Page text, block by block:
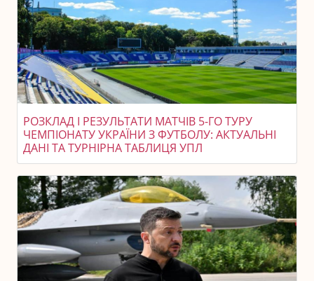
РОЗКЛАД І РЕЗУЛЬТАТИ МАТЧІВ 5-ГО ТУРУ
ЧЕМПІОНАТУ УКРАЇНИ З ФУТБОЛУ: АКТУАЛЬНІ
ДАНІ ТА ТУРНІРНА ТАБЛИЦЯ УПЛ